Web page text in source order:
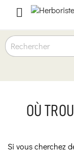

OÙ
Si vous cherchez